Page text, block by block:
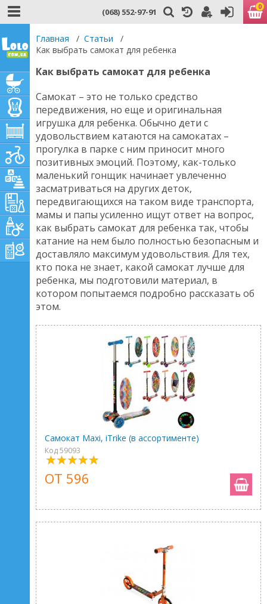
(068) 552-97-91 0
Главная / Статьи
/
Как выбрать самокат для ребенка
Как выбрать самокат для ребенка
Самокат – это не только средство
передвижения, но еще и оригинальная
игрушка для ребенка. Обычно дети с
удовольствием катаются на самокатах –
прогулка в парке с ним приносит много
позитивных эмоций. Поэтому, как-только
маленький гонщик начинает увлеченно
засматриваться на других деток,
передвигающихся на таком виде транспорта,
мамы и папы усиленно ищут ответ на вопрос,
как выбрать самокат для ребенка так, чтобы
катание на нем было полностью безопасным и
доставляло максимум удовольствия. Для тех,
кто пока не знает, какой самокат лучше для
ребенка, мы подготовили материал, в
котором попытаемся подробно рассказать об
этом.
Самокат Maxi, iTrike (в ассортименте)
Код 59093
ОТ 596